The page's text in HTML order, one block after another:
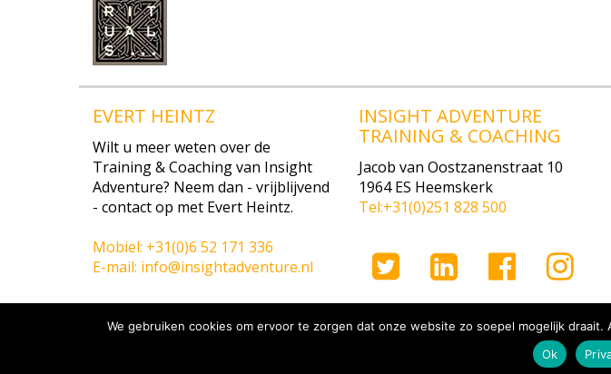
EVERT HEINTZ
Wilt u meer weten over de
Training & Coaching van Insight
Adventure? Neem dan - vrijblijvend
- contact op met Evert Heintz.
Mobiel: +31(0)6 52 171 336
E-mail: info@insightadventure.nl
INSIGHT ADVENTURE
TRAINING & COACHING
Jacob van Oostzanenstraat 10
1964 ES Heemskerk
Tel:+31(0)251 828 500
We gebruiken cookies om ervoor te zorgen dat onze website zo soepel mogelijk
Ok